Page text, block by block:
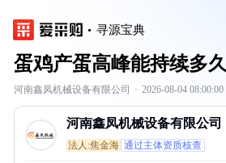
寻源宝典
蛋鸡产蛋高峰能持续多久
河南鑫凤机械设备有限公司 · 2026-08-04 08:00:00
河南鑫凤机械设备有限公司
法人:焦金海 通过主体资质核查